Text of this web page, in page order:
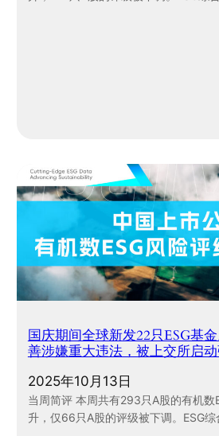
国庆期间全球新发22只ESG基
善涉嫌重大违法，被上交所启动
2025年10月13日
当周简评 本周共有293只A股的有机数
升，仅66只A股的评级被下调。ESG